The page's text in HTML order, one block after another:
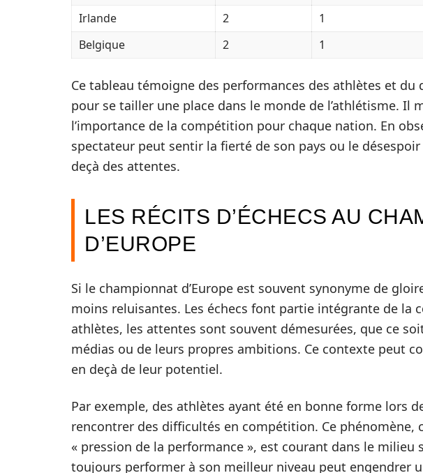
Irlande
2 1
Belgique
2 1
Ce tableau témoigne des performances des athlètes et du
pour se tailler une place dans le monde de l’athlétisme. Il
l’importance de la compétition pour chaque nation. En
spectateur peut sentir la fierté de son pays ou le
deçà des attentes.
LES RÉCITS D’ÉCHECS AU
D’EUROPE
Si le championnat d’Europe est souvent synonyme de
moins reluisantes. Les échecs font partie intégrante de la
athlètes, les attentes sont souvent démesurées, que ce
médias ou de leurs propres ambitions. Ce contexte peut
en deçà de leur potentiel.
Par exemple, des athlètes ayant été en bonne forme lors
rencontrer des difficultés en compétition. Ce phénomène,
« pression de la performance », est courant dans le milieu
toujours performer à son meilleur niveau peut engendrer